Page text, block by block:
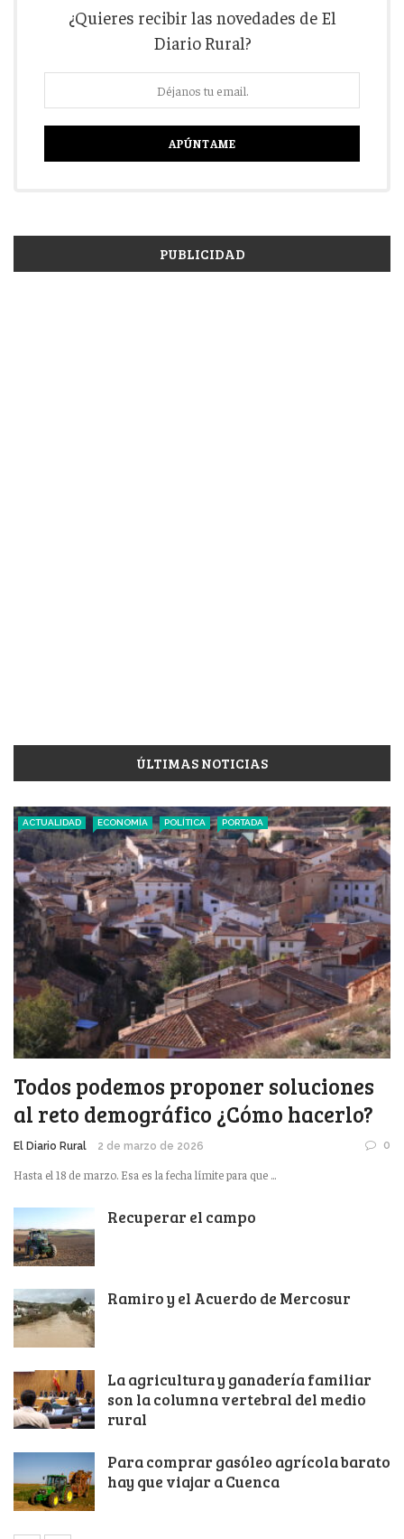
¿Quieres recibir las novedades de El
Diario Rural?
PUBLICIDAD
ÚLTIMAS NOTICIAS
ACTUALIDAD ECONOMÍA POLÍTICA PORTADA
Todos podemos proponer soluciones
al reto demográfico ¿Cómo hacerlo?
El Diario Rural 2 de marzo de 2026 0
Hasta el 18 de marzo. Esa es la fecha límite para que ...
Recuperar el campo
Ramiro y el Acuerdo de Mercosur
La agricultura y ganadería familiar
son la columna vertebral del medio
rural
Para comprar gasóleo agrícola barato
hay que viajar a Cuenca